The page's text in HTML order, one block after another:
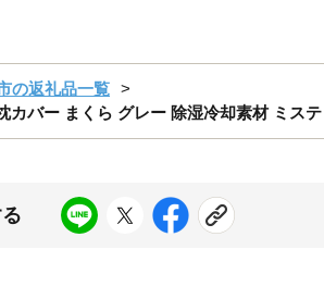
の返礼品一覧
バー まくら グレー 除湿冷却素材 ミス